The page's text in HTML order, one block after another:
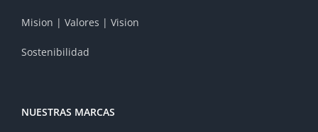
Mision | Valores | Vision
Sostenibilidad
NUESTRAS MARCAS